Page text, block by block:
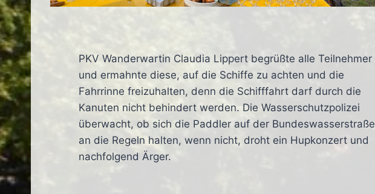
PKV Wanderwartin Claudia Lippert begrüßte alle Teilnehmer
und ermahnte diese, auf die Schiffe zu achten und die
Fahrrinne freizuhalten, denn die Schifffahrt darf durch die
Kanuten nicht behindert werden. Die Wasserschutzpolizei
überwacht, ob sich die Paddler auf der Bundeswasserstraße
an die Regeln halten, wenn nicht, droht ein Hupkonzert und
nachfolgend Ärger.